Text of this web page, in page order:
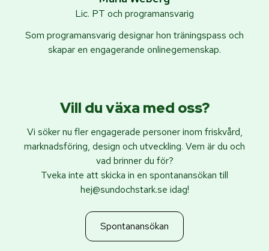
Lic. PT och programansvarig
Som programansvarig designar hon träningspass och
skapar en engagerande onlinegemenskap.
Vill du växa med oss?
Vi söker nu fler engagerade personer inom friskvård,
marknadsföring, design och utveckling. Vem är du och
vad brinner du för?
Tveka inte att skicka in en spontanansökan till
hej@sundochstark.se idag!
Spontanansökan